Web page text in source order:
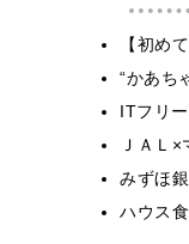
【初め
“かあち
ITフリ
ＪＡＬ
みずほ
ハウス